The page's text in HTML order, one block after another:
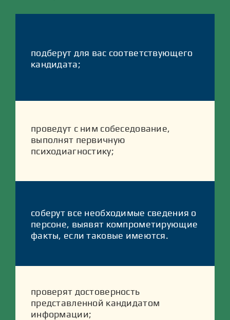
подберут для вас соответствующего
кандидата;
проведут с ним собеседование,
выполнят первичную
психодиагностику;
проверят достоверность
представленной кандидатом
информации;
соберут все необходимые сведения о
персоне, выявят компрометирующие
факты, если таковые имеются.